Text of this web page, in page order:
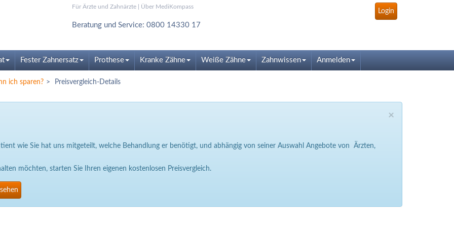
Für Ärzte und Zahnärzte| Über MediKompass
Login
Beratung und Service: 0800 14330 17
Fester Zahnersatz Prothese Kranke Zähne Weiße Zähne Zahnwissen Anmelden
ich sparen? Preisvergleich-Details
×
wie Sie hat uns mitgeteilt, welche Behandlung er benötigt, und abhängig von seiner Auswahl Angebote von Ärzten,
möchten, starten Sie Ihren eigenen kostenlosen Preisvergleich.